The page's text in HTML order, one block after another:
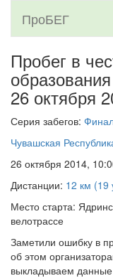
ПроБЕГ
Пробег в
26 октября
Серия забегов:
Чувашская
26 октября 2014,
Дистанции: 12 км (19
Место старта:
велотрассе
Заметили ошибку в
об этом
выкладываем данные